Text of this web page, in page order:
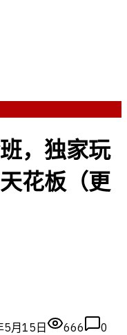
，独家玩
花板（更
5月15日 666 0